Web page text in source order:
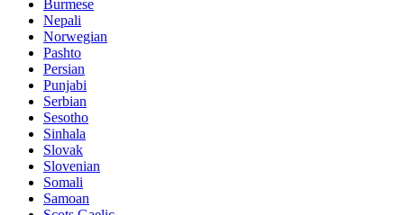
Burmese
Nepali
Norwegian
Pashto
Persian
Punjabi
Serbian
Sesotho
Sinhala
Slovak
Slovenian
Somali
Samoan